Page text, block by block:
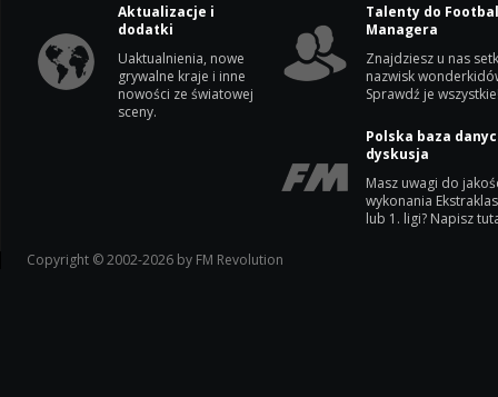
Aktualizacje i
dodatki
Uaktualnienia, nowe
grywalne kraje i inne
nowości ze światowej
sceny.
Talenty do
Managera
Znajdziesz u nas
nazwisk
Sprawdź je
Polska baza
dyskusja
Masz uwagi do
wykonania
lub 1. ligi? Napisz
Copyright © 2002-2026 by FM Revolution